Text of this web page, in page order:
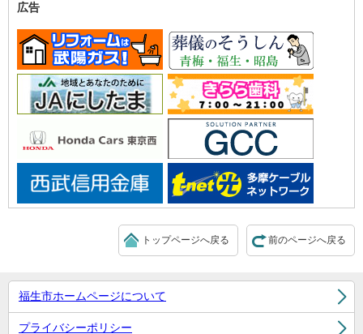
広告
前のページへ戻る
トップページへ戻る
福生市ホームページについて
プライバシーポリシー